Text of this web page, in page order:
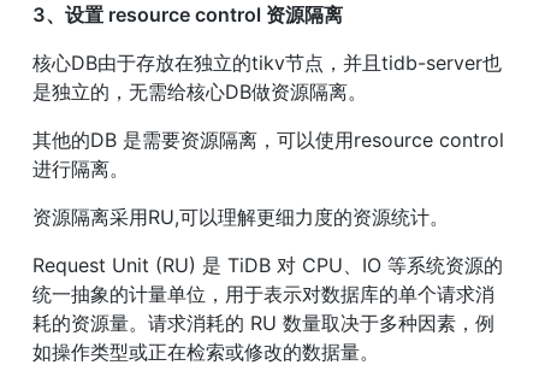
3、设置 resource control 资源隔离
核心DB由于存放在独立的tikv节点，并且tidb-server也
是独立的，无需给核心DB做资源隔离。
其他的DB 是需要资源隔离，可以使用resource control
进行隔离。
资源隔离采用RU,可以理解更细力度的资源统计。
Request Unit (RU) 是 TiDB 对 CPU、IO 等系统资源的
统一抽象的计量单位，用于表示对数据库的单个请求消
耗的资源量。请求消耗的 RU 数量取决于多种因素，例
如操作类型或正在检索或修改的数据量。